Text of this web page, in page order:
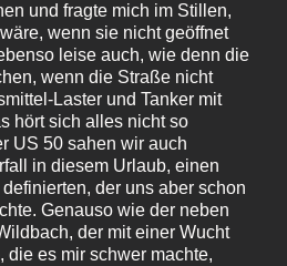
und fragte mich im Stillen,
wenn sie nicht geöffnet
leise auch, wie denn die
wenn die Straße nicht
Laster und Tanker mit
hört sich alles nicht so
US 50 sahen wir auch
in diesem Urlaub, einen
der uns aber schon
Genauso wie der neben
der mit einer Wucht
die es mir schwer machte,